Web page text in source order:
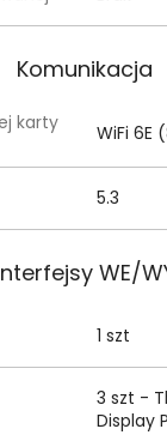
Komunikacja
karty
WiFi 6E
5.3
WE/
1 szt
3 szt -
Display